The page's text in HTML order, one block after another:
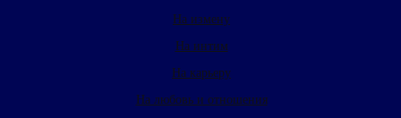
На измену
На интим
На карьеру
На любовь и отношения